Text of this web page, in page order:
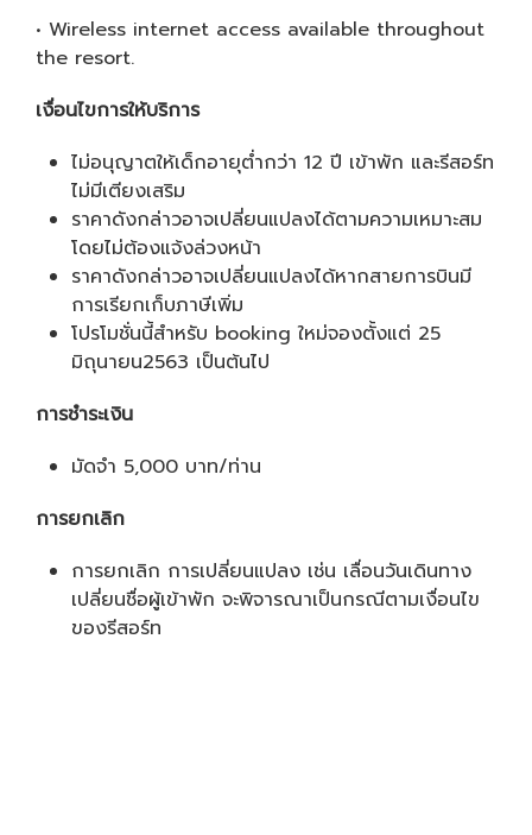
• Wireless internet access available throughout
the resort.
เงื่อนไขการให้บริการ
ไม่อนุญาตให้เด็กอายุต่ำกว่า 12 ปี เข้าพัก และรีสอร์ท
ไม่มีเตียงเสริม
ราคาดังกล่าวอาจเปลี่ยนแปลงได้ตามความเหมาะสม
โดยไม่ต้องแจ้งล่วงหน้า
ราคาดังกล่าวอาจเปลี่ยนแปลงได้หากสายการบินมี
การเรียกเก็บภาษีเพิ่ม
โปรโมชั่นนี้สำหรับ booking ใหม่จองตั้งแต่ 25
มิถุนายน2563 เป็นต้นไป
การชำระเงิน
มัดจำ 5,000 บาท/ท่าน
การยกเลิก
การยกเลิก การเปลี่ยนแปลง เช่น เลื่อนวันเดินทาง
เปลี่ยนชื่อผู้เข้าพัก จะพิจารณาเป็นกรณีตามเงื่อนไข
ของรีสอร์ท